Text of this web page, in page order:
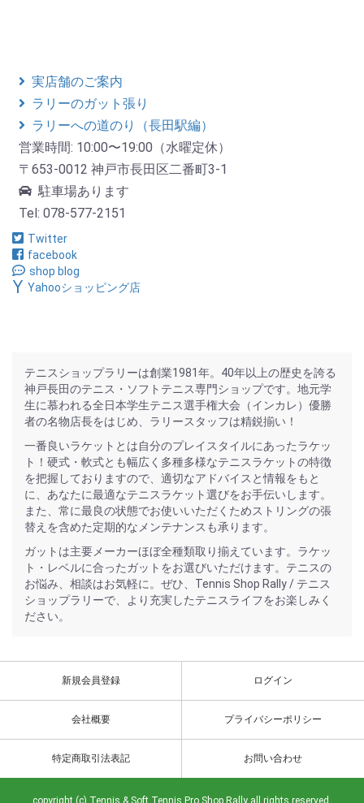
実店舗のご案内
ラリーのガット張り
ラリーへの道のり（長田駅編）
営業時間: 10:00〜19:00（水曜定休）
〒653-0012 神戸市長田区二番町3-1
駐車場あります
Tel: 078-577-2151
Twitter
facebook
shop blog
Yahooショッピング店
テニスショップラリーは創業1981年。40年以上の歴史を誇る
神戸長田のテニス・ソフトテニス専門ショップです。地元学
生に慕われる全日本学生テニス選手権大会（インカレ）優勝
者の名物店長をはじめ、ラリースタッフは精鋭揃い！
一番良いラケットとは自分のプレイスタイルにあったラケッ
ト！硬式・軟式とも幅広く多種多様なテニスラケットの特徴
を把握しておりますので、適切なアドバイスと情報をもと
に、あなたに最適なテニスラケット選びをお手伝いします。
また、常に最良の状態でお使いいただくためストリングの張
替えを含めた定期的なメンテナンスも承ります。
ガットは主要メーカーほぼ全種類取り揃えています。ラケッ
ト・レベルに合ったガットをお選びいただけます。テニスの
お悩み、相談はお気軽に。ぜひ、Tennis Shop Rally / テニス
ショップラリーで、より充実したテニスライフをお楽しみく
ださい。
新規会員登録 ログイン
会社概要 プライバシーポリシー
特定商取引法表記 お問い合わせ
copyright (c) Tennis & Soft Tennis Pro Shop Rally all rights reserved.